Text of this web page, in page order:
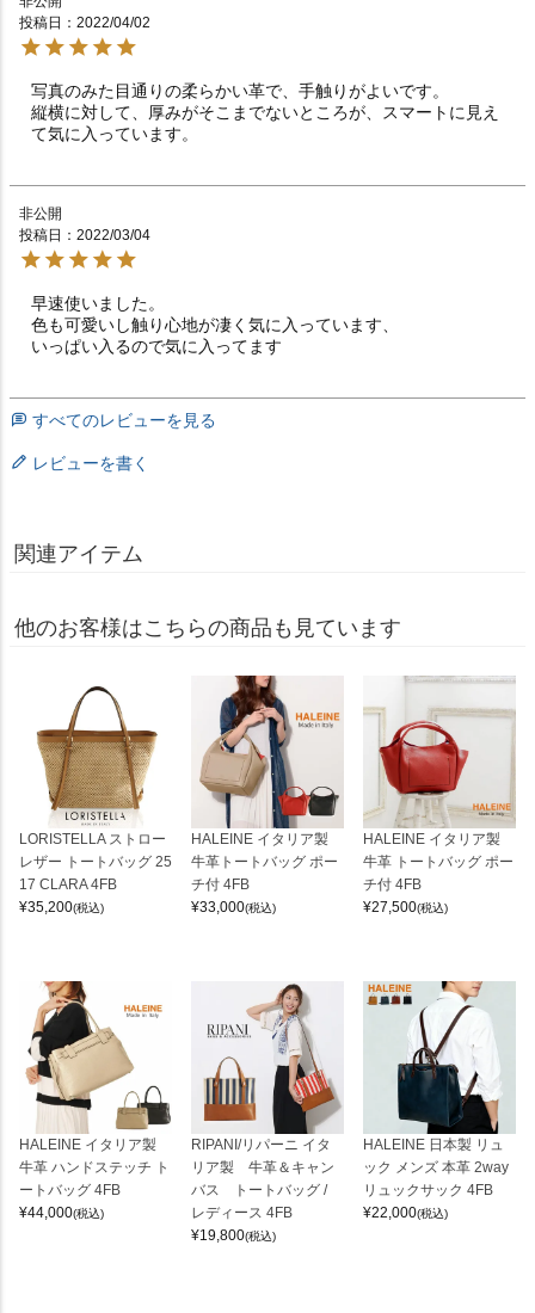
投稿日
2022/04/02
写真のみた目通りの柔らかい革で、手触りがよいです。
縦横に対して、厚みがそこまでないところが、スマートに見え
て気に入っています。
非公開
投稿日
2022/03/04
早速使いました。
色も可愛いし触り心地が凄く気に入っています、
いっぱい入るので気に入ってます
すべてのレビューを見る
レビューを書く
関連アイテム
他のお客様はこちらの商品も見ています
LORISTELLA ストロー
レザー トートバッグ 25
17 CLARA 4FB
¥35,200(税込)
HALEINE イタリア製
牛革トートバッグ ポー
チ付 4FB
¥33,000(税込)
HALEINE イタリア製
牛革 トートバッグ ポー
チ付 4FB
¥27,500(税込)
HALEINE イタリア製
牛革 ハンドステッチ ト
ートバッグ 4FB
¥44,000(税込)
RIPANI/リパーニ イタ
リア製 牛革＆キャン
バス トートバッグ /
レディース 4FB
¥19,800(税込)
HALEINE 日本製 リュ
ック メンズ 本革 2way
リュックサック 4FB
¥22,000(税込)